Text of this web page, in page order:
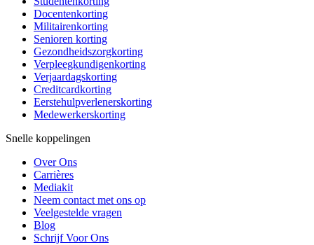
Docentenkorting
Militairenkorting
Senioren korting
Gezondheidszorgkorting
Verpleegkundigenkorting
Verjaardagskorting
Creditcardkorting
Eerstehulpverlenerskorting
Medewerkerskorting
Snelle koppelingen
Over Ons
Carrières
Mediakit
Neem contact met ons op
Veelgestelde vragen
Blog
Schrijf Voor Ons